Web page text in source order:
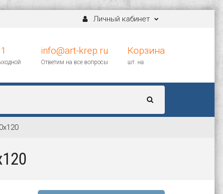
Личный кабинет
info@art-krep.ru
Ответим на все вопросы
Корзина
шт. на